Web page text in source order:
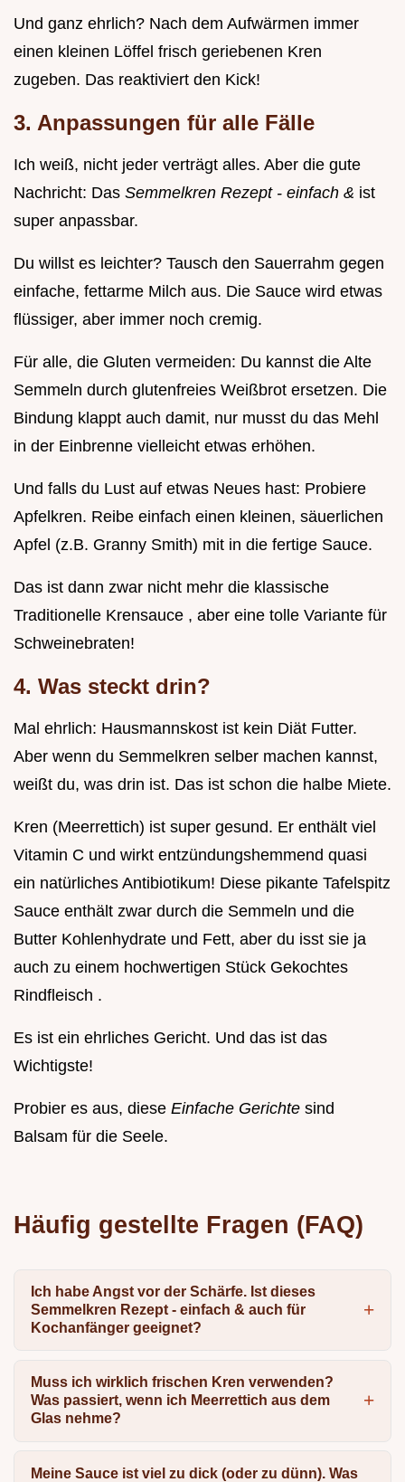
Und ganz ehrlich? Nach dem Aufwärmen immer
einen kleinen Löffel frisch geriebenen Kren
zugeben. Das reaktiviert den Kick!
3. Anpassungen für alle Fälle
Ich weiß, nicht jeder verträgt alles. Aber die gute
Nachricht: Das Semmelkren Rezept - einfach & ist
super anpassbar.
Du willst es leichter? Tausch den Sauerrahm gegen
einfache, fettarme Milch aus. Die Sauce wird etwas
flüssiger, aber immer noch cremig.
Für alle, die Gluten vermeiden: Du kannst die Alte
Semmeln durch glutenfreies Weißbrot ersetzen. Die
Bindung klappt auch damit, nur musst du das Mehl
in der Einbrenne vielleicht etwas erhöhen.
Und falls du Lust auf etwas Neues hast: Probiere
Apfelkren. Reibe einfach einen kleinen, säuerlichen
Apfel (z.B. Granny Smith) mit in die fertige Sauce.
Das ist dann zwar nicht mehr die klassische
Traditionelle Krensauce , aber eine tolle Variante für
Schweinebraten!
4. Was steckt drin?
Mal ehrlich: Hausmannskost ist kein Diät Futter.
Aber wenn du Semmelkren selber machen kannst,
weißt du, was drin ist. Das ist schon die halbe Miete.
Kren (Meerrettich) ist super gesund. Er enthält viel
Vitamin C und wirkt entzündungshemmend quasi
ein natürliches Antibiotikum! Diese pikante Tafelspitz
Sauce enthält zwar durch die Semmeln und die
Butter Kohlenhydrate und Fett, aber du isst sie ja
auch zu einem hochwertigen Stück Gekochtes
Rindfleisch .
Es ist ein ehrliches Gericht. Und das ist das
Wichtigste!
Probier es aus, diese Einfache Gerichte sind
Balsam für die Seele.
Häufig gestellte Fragen (FAQ)
Ich habe Angst vor der Schärfe. Ist dieses
Semmelkren Rezept - einfach & auch für
Kochanfänger geeignet?
Muss ich wirklich frischen Kren verwenden?
Was passiert, wenn ich Meerrettich aus dem
Glas nehme?
Meine Sauce ist viel zu dick (oder zu dünn). Was